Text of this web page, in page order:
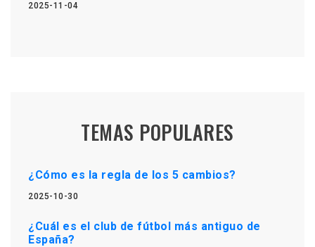
2025-11-04
TEMAS POPULARES
¿Cómo es la regla de los 5 cambios?
2025-10-30
¿Cuál es el club de fútbol más antiguo de
España?